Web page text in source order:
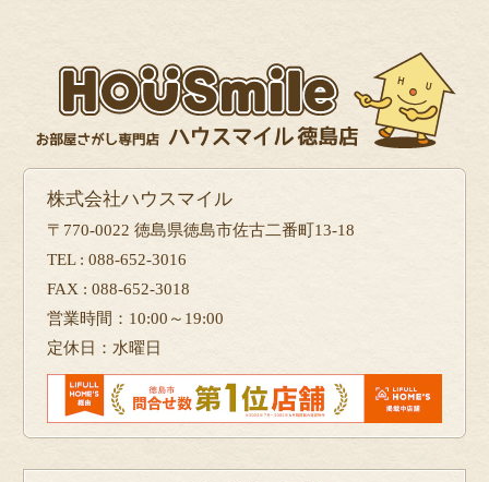
株式会社ハウスマイル
〒770-0022 徳島県徳島市佐古二番町13-18
TEL : 088-652-3016
FAX : 088-652-3018
営業時間：10:00～19:00
定休日：水曜日